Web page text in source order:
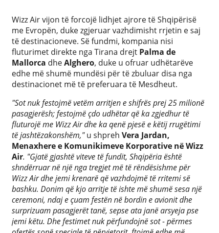
Wizz Air vijon të forcojë lidhjet ajrore të Shqipërisë
me Evropën, duke zgjeruar vazhdimisht rrjetin e saj
të destinacioneve. Së fundmi, kompania nisi
fluturimet direkte nga Tirana drejt Palma de
Mallorca dheAlghero, duke u ofruar udhëtarëve
edhe më shumë mundësi për të zbuluar disa nga
destinacionet më të preferuara të Mesdheut.
"Sot nuk festojmë vetëm arritjen e shifrës prej 25 milionë
pasagjerësh; festojmë çdo udhëtar që ka zgjedhur të
fluturojë me Wizz Air dhe ka qenë pjesë e këtij rrugëtimi
të jashtëzakonshëm,"u shpreh Vera Jardan,
Menaxhere e Komunikimeve Korporative në Wizz
Air. "Gjatë gjashtë viteve të fundit, Shqipëria është
shndërruar në një nga tregjet më të rëndësishme për
Wizz Air dhe jemi krenarë që vazhdojmë të rritemi së
bashku. Donim që kjo arritje të ishte më shumë sesa një
ceremoni, ndaj e çuam festën në bordin e avionit dhe
surprizuam pasagjerët tanë, sepse ata janë arsyeja pse
jemi këtu. Dhe festimet nuk përfundojnë sot - përmes